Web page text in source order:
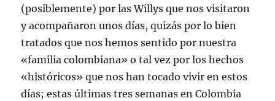
(posiblemente) por las Willys que nos visitaron
y acompañaron unos días, quizás por lo bien
tratados que nos hemos sentido por nuestra
«familia colombiana» o tal vez por los hechos
«históricos» que nos han tocado vivir en estos
días; estas últimas tres semanas en Colombia